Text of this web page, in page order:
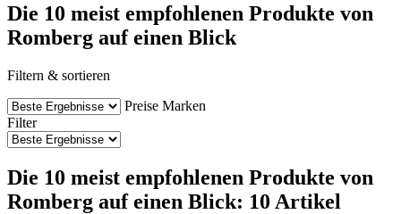
Die 10 meist empfohlenen Produkte von
Romberg auf einen Blick
Filtern & sortieren
Preise Marken
Filter
Die 10 meist empfohlenen Produkte von
Romberg auf einen Blick: 10 Artikel